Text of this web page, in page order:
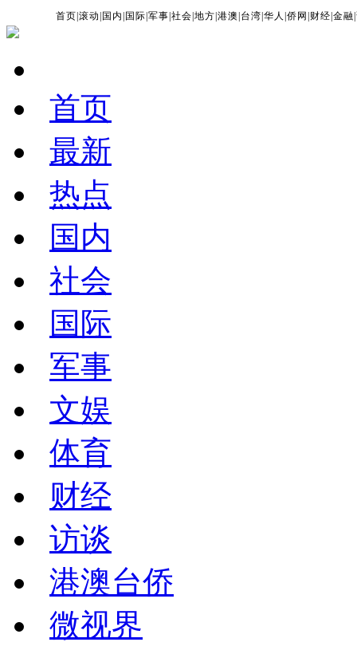
首页 |滚动 国内 国际 |军事 |社会 |地方 |港澳 台湾 |华人 |侨网 财经 |金融 |
首页
最新
热点
国内
社会
国际
军事
文娱
体育
财经
访谈
港澳台侨
微视界